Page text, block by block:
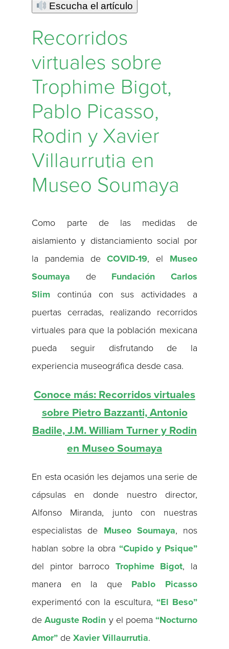
Escucha el artículo
Recorridos
virtuales sobre
Trophime Bigot,
Pablo Picasso,
Rodin y Xavier
Villaurrutia en
Museo Soumaya
Como parte de las medidas de
aislamiento y distanciamiento social por
la pandemia deCOVID-19, el Museo
Soumaya de Fundación Carlos
Slim continúa con sus actividades a
puertas cerradas, realizando recorridos
virtuales para que la población mexicana
pueda seguir disfrutando de la
experiencia museográfica desde casa.
Conoce más: Recorridos virtuales
sobre Pietro Bazzanti, Antonio
Badile, J.M. William Turner y Rodin
en Museo Soumaya
En esta ocasión les dejamos una serie de
cápsulas en donde nuestro director,
Alfonso Miranda, junto con nuestras
especialistas de Museo Soumaya, nos
hablan sobre la obra “Cupido y Psique”
del pintor barroco Trophime Bigot, la
manera en la que Pablo Picasso
experimentó con la escultura, “El Beso”
deAuguste Rodin y el poema “Nocturno
Amor” deXavier Villaurrutia.